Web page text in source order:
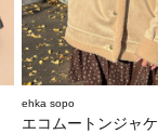
ehka sopo
エコムートンジャ